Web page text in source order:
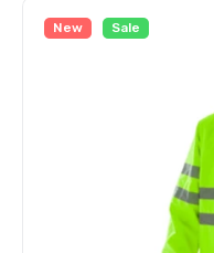
New Sale